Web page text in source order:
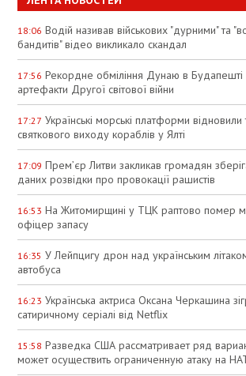
18:06 Водій називав військових "дурними" та
бандитів" відео викликало скандал
17:56 Рекордне обміління Дунаю в Будапешті
артефакти Другої світової війни
17:27 Українські морські платформи
святкового виходу кораблів у Ялті
17:09 Прем’єр Литви закликав громадян
даних розвідки про провокації рашистів
16:53 На Житомирщині у ТЦК раптово помер
офіцер запасу
16:35 У Лейпцигу дрон над українським
автобуса
16:23 Українська актриса Оксана Черкашина
сатиричному серіалі від Netflix
15:58 Разведка США рассматривает ряд
может осуществить ограниченную атаку на